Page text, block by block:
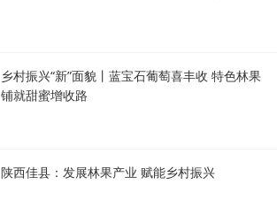
乡村振兴“新”面貌丨蓝宝石葡萄喜丰收 特色林果
铺就甜蜜增收路
陕西佳县：发展林果产业 赋能乡村振兴